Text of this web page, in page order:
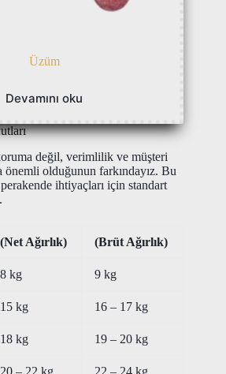
Üzüm
Devamını oku
değil, verimlilik ve müşteri
önemli olduğunun farkındayız. Bu
ihtiyaçları için standart
(Net Ağırlık) (Brüt Ağırlık)
8 kg 9 kg
15 kg 16 – 17 kg
18 kg 19 – 20 kg